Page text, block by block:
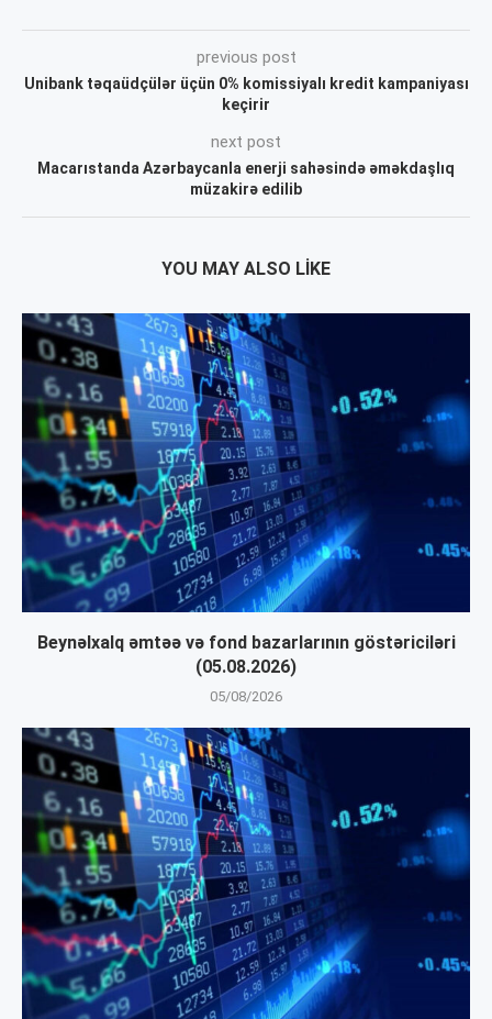
previous post
Unibank təqaüdçülər üçün 0% komissiyalı kredit kampaniyası
keçirir
next post
Macarıstanda Azərbaycanla enerji sahəsində əməkdaşlıq
müzakirə edilib
YOU MAY ALSO LIKE
Beynəlxalq əmtəə və fond bazarlarının göstəriciləri
(05.08.2026)
05/08/2026